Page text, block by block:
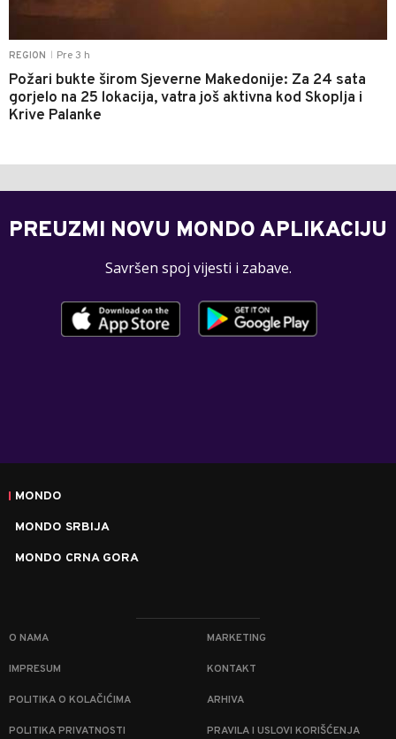
REGION Pre 3 h
Požari bukte širom Sjeverne Makedonije: Za 24 sata
gorjelo na 25 lokacija, vatra još aktivna kod Skoplja i
Krive Palanke
PREUZMI NOVU MONDO APLIKACIJU
Savršen spoj vijesti i zabave.
MONDO
MONDO SRBIJA
MONDO CRNA GORA
O NAMA MARKETING
IMPRESUM KONTAKT
POLITIKA O KOLAČIĆIMA ARHIVA
POLITIKA PRIVATNOSTI PRAVILA I USLOVI KORIŠĆENJA